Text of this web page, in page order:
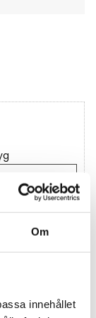
Om
innehållet